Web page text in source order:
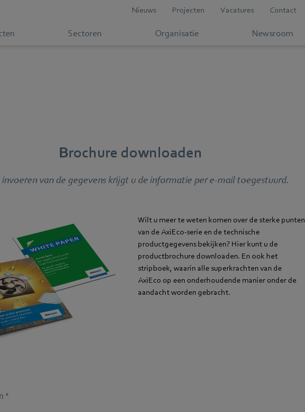
Nieuws Projecten Vacatures Contact
Sectoren Organisatie Newsroom
Brochure downloaden
van de gegevens krijgt u de informatie per e-mail toegestuurd.
Wilt u meer te weten komen over de sterke punten
van de AxiEco-serie en de technische
productgegevens bekijken? Hier kunt u de
productbrochure downloaden. En ook het
stripboek, waarin alle superkrachten van de
AxiEco op een onderhoudende manier onder de
aandacht worden gebracht.